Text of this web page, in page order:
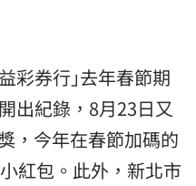
彩券行｣去年春節期
出紀錄，8月23日又
，今年在春節加碼的
紅包。此外，新北市